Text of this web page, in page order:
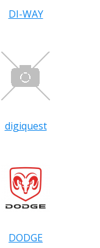
DI-WAY
digiquest
DODGE